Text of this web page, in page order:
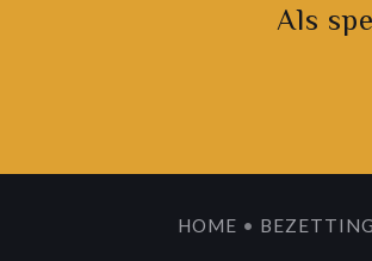
Als
HOME •